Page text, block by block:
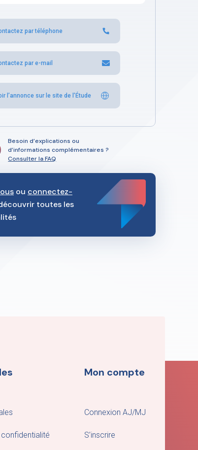
par téléphone
par e-mail
l’annonce sur le site de l’Étude
Besoin d’explications ou
d’informations complémentaires ?
Consulter la FAQ
ou connectez-
toutes les
Mon compte
Connexion AJ/MJ
S’inscrire